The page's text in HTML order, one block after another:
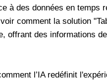
à des données en temps
comment la solution
offrant des informations
l’IA redéfinit